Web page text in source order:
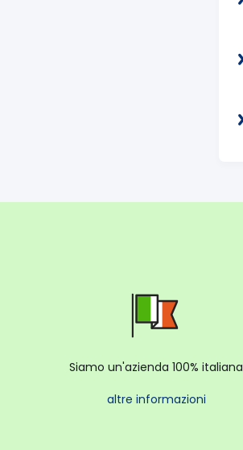
Siamo un'azienda 100% italiana
altre informazioni